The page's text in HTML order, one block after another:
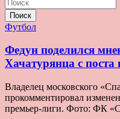
Поиск
Футбол
Федун поделился
Хачатурянца с
Владелец московского
прокомментировал
премьер-лиги. Фото: ФК